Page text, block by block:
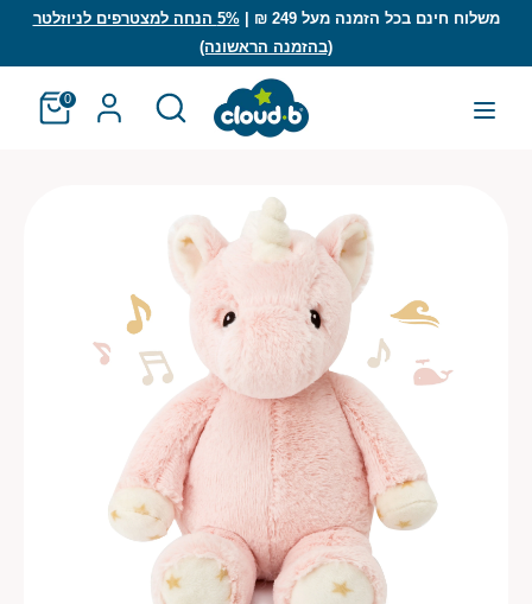
משלוח חינם בכל הזמנה מעל 249 ₪ |
5% הנחה למצטרפים לניוזלטר
(בהזמנה הראשונה)
חפש 0 חפש